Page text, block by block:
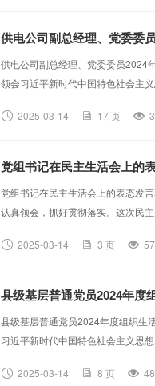
供电公司副总经理、党委委
供电公司副总经理、党委委员2024
领会习近平新时代中国特色社会主
主题教育专题民主生活会整改措施
2025-03-14 17 页
党组书记在民主生活会上的
党组书记在民主生活会上的表态发
认真领会，抓好贯彻落实。这次民
心和指导。通过这次民主生活会，
2025-03-14 3 页 57
县级基层普通党员2024年度
县级基层普通党员2024年度组织生
习近平新时代中国特色社会主义思
析。现将个人对照检查情况汇报如
2025-03-14 8 页 48